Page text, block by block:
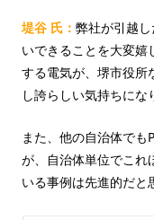
堤谷 氏： 弊社が引越
いできることを大変嬉
する電気が、堺市役所
し誇らしい気持ちにな
また、他の自治体でも
が、自治体単位でこれ
いる事例は先進的だと